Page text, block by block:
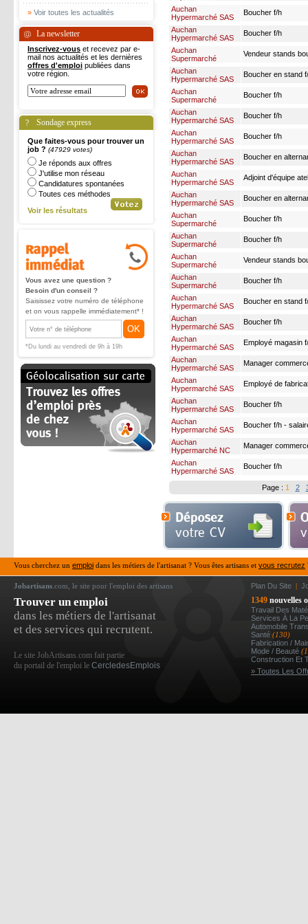
» Voir toutes les actualités
La newsletter
Inscrivez-vous et recevez par e-
mail nos actualités et les dernières
offres d'emploi publiées dans
votre région.
Sondage express
Que faites-vous pour trouver un
job ? (47929 votes)
Je réponds aux offres
J'utilise mon réseau
Candidatures spontanées
Toutes ces méthodes
Voir les résultats
Vous avez une question ?
Besoin d'un conseil ?
Saisissez votre numéro de téléphone
et on vous rappelle immédiatement* !
OK
*Du lundi au vendredi de 9h à 19h
Auchan
Hypermarché SAS
Boucher f/h
Auchan
Hypermarché SAS
Boucher f/h
Auchan
Supermarché
Vendeur stands
Auchan
Hypermarché SAS
Boucher en stand
Auchan
Supermarché
Boucher f/h
Auchan
Hypermarché SAS
Boucher f/h
Auchan
Hypermarché SAS
Boucher f/h
Auchan
Hypermarché SAS
Boucher en
Auchan
Hypermarché SAS
Adjoint
Auchan
Hypermarché SAS
Boucher en
Auchan
Supermarché
Boucher f/h
Auchan
Supermarché
Boucher f/h
Auchan
Supermarché
Vendeur stands
Auchan
Supermarché
Boucher f/h
Auchan
Hypermarché SAS
Boucher en stand
Auchan
Hypermarché SAS
Boucher f/h
Auchan
Hypermarché SAS
Employé magasin
Auchan
Hypermarché SAS
Manager
Auchan
Hypermarché SAS
Employé de
Auchan
Hypermarché SAS
Boucher f/h
Auchan
Hypermarché SAS
Boucher f/h -
Auchan
Hypermarché NC
Manager
Auchan
Hypermarché SAS
Boucher f/h
Page : 1 2
Vous cherchez un emploi dans les métiers de l'artisanat ? Vous êtes artisans et vous recrutez
Jobartisans .com, le site pour l'emploi des artisans Plan Du Site |
Trouver un emploi
dans les métiers de l'artisanat
et des services qui recrutent.
Le site JobArtisans.com fait partie
du portail de l'emploi le CercledesEmplois
1349 nouvelles
Travail Des
Services À La
Automobile
Santé (130)
Fabrication /
Mode / Beauté
Construction Et
» Toutes Les